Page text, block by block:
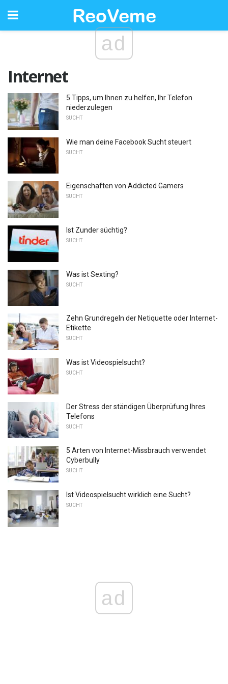
ad
Internet
5 Tipps, um Ihnen zu helfen, Ihr Telefon
niederzulegen
SUCHT
Wie man deine Facebook Sucht steuert
SUCHT
Eigenschaften von Addicted Gamers
SUCHT
Ist Zunder süchtig?
SUCHT
Was ist Sexting?
SUCHT
Zehn Grundregeln der Netiquette oder Internet-
Etikette
SUCHT
Was ist Videospielsucht?
SUCHT
Der Stress der ständigen Überprüfung Ihres
Telefons
SUCHT
5 Arten von Internet-Missbrauch verwendet
Cyberbully
SUCHT
Ist Videospielsucht wirklich eine Sucht?
SUCHT
ad